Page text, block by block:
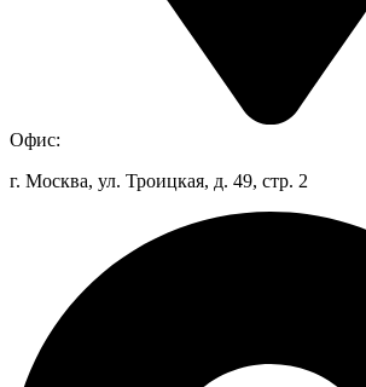
Офис:
г. Москва, ул. Троицкая, д. 49, стр. 2